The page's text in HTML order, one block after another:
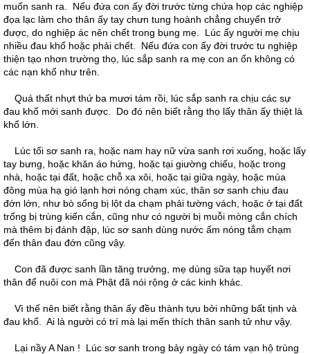
muốn sanh ra. Nếu đứa con ấy đời trước từng chứa họp các nghiệp
đọa lạc làm cho thân ấy tay chưn tung hoành chẳng chuyển trở
được, do nghiệp ác nên chết trong bụng mẹ. Lúc ấy người mẹ chịu
nhiều đau khổ hoặc phải chết. Nếu đứa con ấy đời trước tu nghiệp
thiện tạo nhơn trường thọ, lúc sắp sanh ra mẹ con an ổn không có
các nạn khổ như trên.
Quá thất nhựt thứ ba mươi tám rồi, lúc sắp sanh ra chịu các sự
đau khổ mới sanh được. Do đó nên biết rằng thọ lấy thân ấy thiệt là
khổ lớn.
Lúc tối sơ sanh ra, hoặc nam hay nữ vừa sanh rơi xuống, hoặc lấy
tay bưng, hoặc khăn áo hứng, hoặc tại giường chiếu, hoặc trong
nhà, hoặc tại đất, hoặc chỗ xa xôi, hoặc tại giữa ngày, hoặc mùa
đông mùa hạ gió lạnh hơi nóng chạm xúc, thân sơ sanh chịu đau
đớn lớn, như bò sống bị lột da chạm phải tường vách, hoặc ở tại đất
trống bị trùng kiến cắn, cũng như có người bị muỗi mòng cắn chích
mà thêm bị đánh đập, lúc sơ sanh dùng nước ấm nóng tắm chạm
đến thân đau đớn cũng vậy.
Con đã được sanh lần tăng trưởng, mẹ dùng sữa tạp huyết nơi
thân để nuôi con mà Phật đã nói rộng ở các kinh khác.
Vì thế nên biết rằng thân ấy đều thành tựu bởi những bất tịnh và
đau khổ. Ai là người có trí mà lại mến thích thân sanh tử như vậy.
Lại nầy A Nan ! Lúc sơ sanh trong bảy ngày có tám vạn hộ trùng